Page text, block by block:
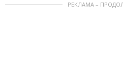
РЕКЛАМА –